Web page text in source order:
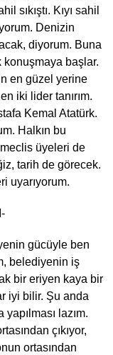
sıkıştı. Kıyı sahil
Denizin
diyorum. Buna
konuşmaya başlar.
en güzel yerine
iki lider tanırım.
Kemal Atatürk.
Halkın bu
üyeleri de
tarih de görecek.
uyarıyorum.
gücüyle ben
belediyenin iş
bir eriyen kaya bir
iyi bilir. Şu anda
lazım.
çıkıyor,
ortasından